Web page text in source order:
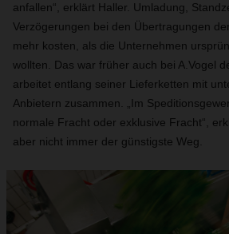
anfallen“, erklärt Haller. Umladung,
Verzögerungen bei den Übertragungen
mehr kosten, als die Unternehmen
wollten. Das war früher auch bei A.Vogel
arbeitet entlang seiner Lieferketten mit
Anbietern zusammen. „Im
normale Fracht oder exklusive Fracht“,
aber nicht immer der günstigste Weg.